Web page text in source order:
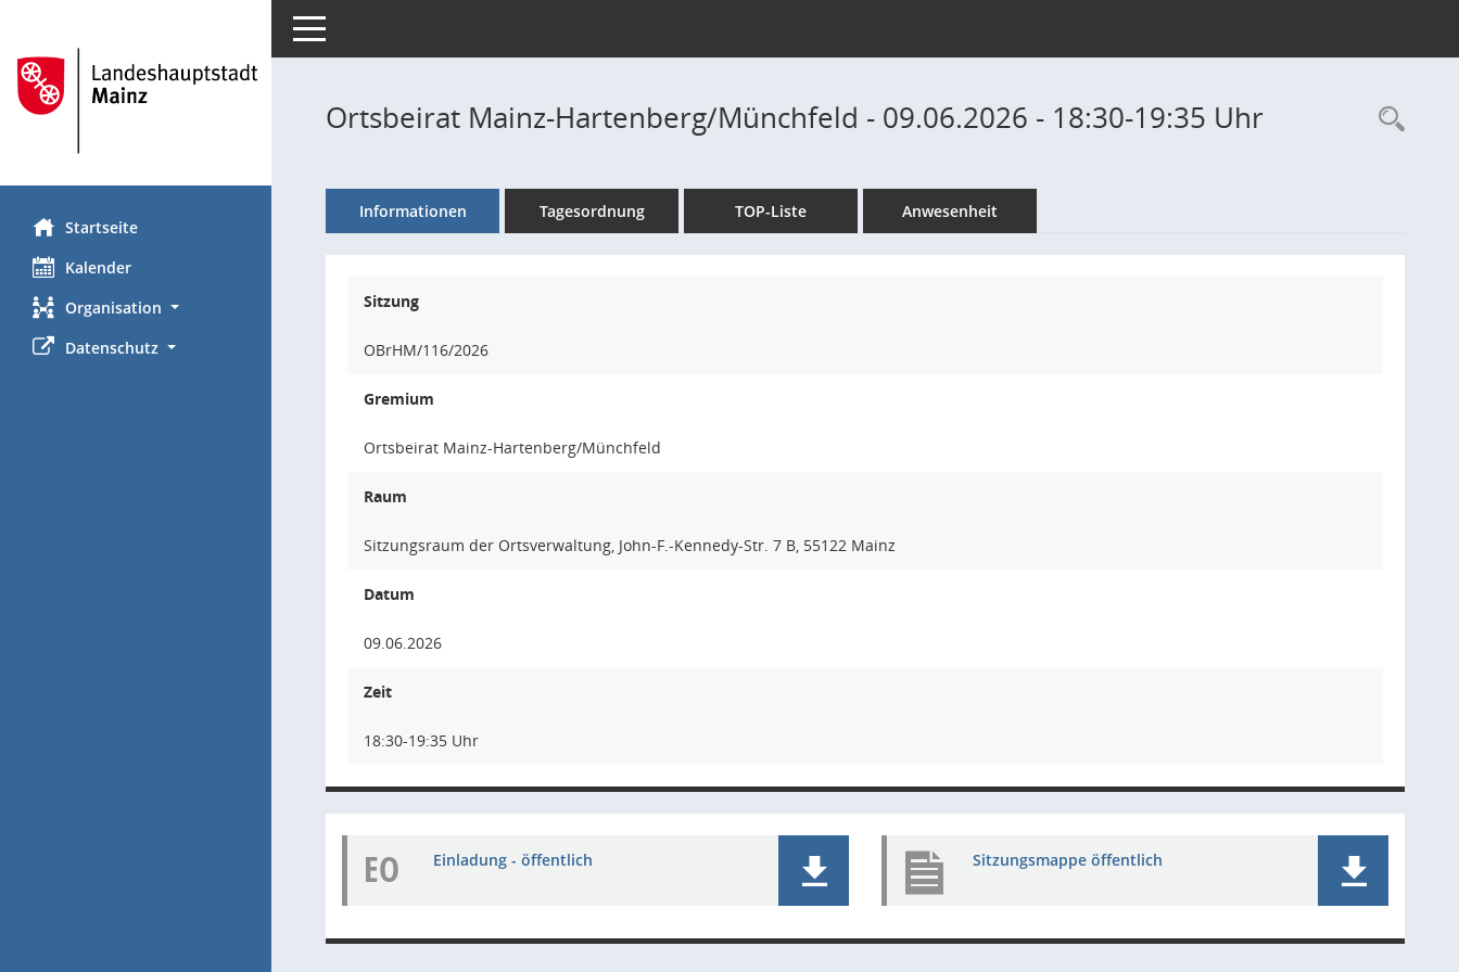
Startseite
Kalender
Organisation
Datenschutz
Toggle navigation
Ortsbeirat Mainz-Hartenberg/Münchfeld - 09.06.2026 - 18:30-19:35 Uhr
Informationen Tagesordnung TOP-Liste Anwesenheit
Sitzung
OBrHM/116/2026
Gremium
Ortsbeirat Mainz-Hartenberg/Münchfeld
Raum
Sitzungsraum der Ortsverwaltung, John-F.-Kennedy-Str. 7 B, 55122 Mainz
Datum
09.06.2026
Zeit
18:30-19:35 Uhr
EO Einladung - öffentlich Sitzungsmappe öffentlich